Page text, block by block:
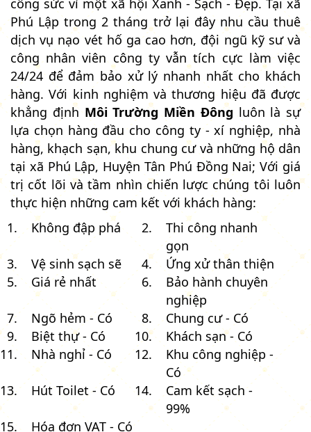
Phú Lập trong 2 tháng trở lại đây nhu cầu thuê
dịch vụ nạo vét hố ga cao hơn, đội ngũ kỹ sư và
công nhân viên công ty vẫn tích cực làm việc
24/24 để đảm bảo xử lý nhanh nhất cho khách
hàng. Với kinh nghiệm và thương hiệu đã được
khẳng định Môi Trường Miền Đông luôn là sự
lựa chọn hàng đầu cho công ty - xí nghiệp, nhà
hàng, khạch sạn, khu chung cư và những hộ dân
tại xã Phú Lập, Huyện Tân Phú Đồng Nai; Với giá
trị cốt lõi và tầm nhìn chiến lược chúng tôi luôn
thực hiện những cam kết với khách hàng:
Không đập phá
Thi công nhanh
gọn
Vệ sinh sạch sẽ
Ứng xử thân thiện
Giá rẻ nhất
Bảo hành chuyên
nghiệp
Ngõ hẻm - Có
Chung cư - Có
Biệt thự - Có
Khách sạn - Có
Nhà nghỉ - Có
Khu công nghiệp -
Có
Hút Toilet - Có
Cam kết sạch -
99%
Hóa đơn VAT - Có